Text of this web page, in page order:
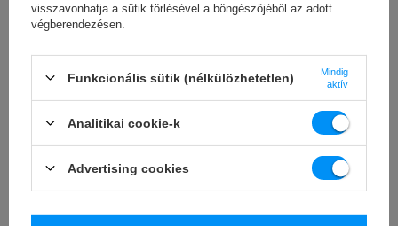
Műszaki adatok
Fogantyú átmérője
acél fogantyú
visszavonhatja a sütik törlésével a böngészőjéből az adott
végberendezésen.
Funkcionális sütik (nélkülözhetetlen)
Mindig
aktív
Analitikai cookie-k
Advertising cookies